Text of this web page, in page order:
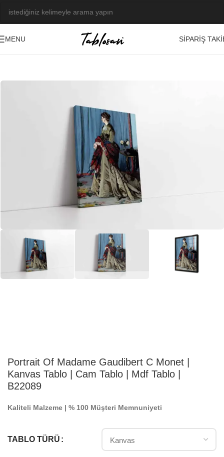
MENU
SIPARIŞ
Portrait Of Madame Gaudibert C Monet |
Kanvas Tablo | Cam Tablo | Mdf Tablo |
B22089
Kaliteli Malzeme | % 100 Müşteri Memnuniyeti
TABLO TÜRÜ